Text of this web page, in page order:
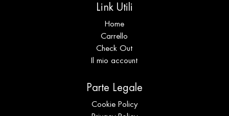
Link Utili
Home
Carrello
Check Out
Il mio account
Parte Legale
Cookie Policy